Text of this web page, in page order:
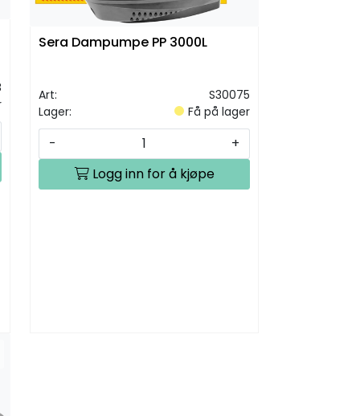
Sera Dampumpe PP 3000L
Art:
S30075
Lager:
Få på lager
-
+
Logg inn for å kjøpe